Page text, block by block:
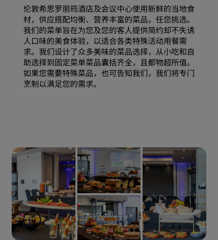
伦敦希思罗丽筠酒店及会议中心使用新鲜的当地食
材，供应搭配均衡、营养丰富的菜品，任您挑选。
我们的菜单旨在为您及您的客人提供简约却不失诱
人口味的美食体验，以适合各类特殊活动用餐需
求。我们设计了众多美味的菜品选择，从小吃和自
助选择到固定菜单菜品囊括齐全，且都物超所值。
如果您需要特殊菜品，也可告知我们，我们将专门
烹制以满足您的需求。